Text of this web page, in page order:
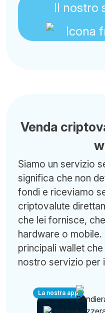
Il nostro
Venda
Siamo un servizio
significa che non
fondi e riceviamo
criptovalute
che lei fornisce,
hardware o
principali wallet
nostro servizio per
La nostra app